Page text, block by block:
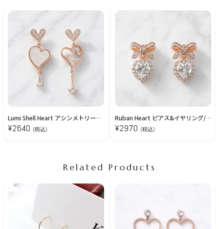
Lumi Shell Heart アシンメトリーピアス
¥2640 (税込)
Ruban Heart ピアス&イヤリング/Pink Gold
¥2970 (税込)
Related Products